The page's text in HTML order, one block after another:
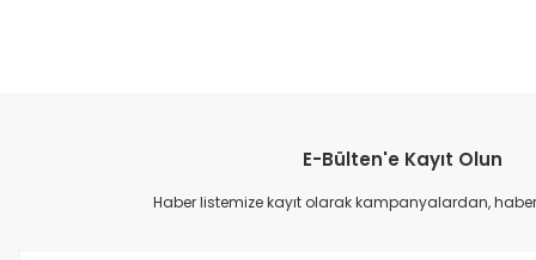
Ürün resmi kalitesiz, bozuk veya görüntülenemiyor.
Ürün açıklamasında eksik bilgiler bulunuyor.
E-Bülten'e Kayıt Olun
Haber listemize kayıt olarak kampanyalardan,